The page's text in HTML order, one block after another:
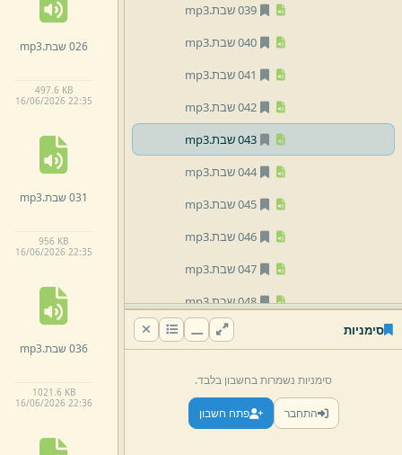
039 שבת.
mp3
040 שבת.
mp3
041 שבת.
mp3
042 שבת.
mp3
043 שבת.
mp3
044 שבת.
mp3
045 שבת.
mp3
046 שבת.
mp3
047 שבת.
mp3
048 שבת.
mp3
mp3
051 שבת.
mp3
052 שבת.
mp3
סימניות
סימניות נשמרות בחשבון בלבד.
התחבר פתח חשבון
026 שבת. mp3
497.6 KB
16/06/2026 22:35
031 שבת. mp3
956 KB
16/06/2026 22:35
036 שבת. mp3
1021.6 KB
16/06/2026 22:36